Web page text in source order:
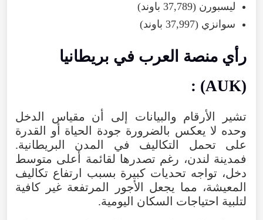
ليسبورن (37,789 باوند)
سوانزي (37,997 باوند)
رأي منصة العرب في بريطانيا
(AUK) :
تشير الأرقام والبيانات إلى أن مقياس الدخل
وحده لا يعكس بالضرورة جودة الحياة أو القدرة
على تحمل التكاليف في المدن البريطانية.
فمدينة لندن، رغم تصدرها لقائمة أعلى متوسط
دخل، تواجه تحديات كبيرة بسبب ارتفاع تكاليف
المعيشة، مما يجعل الأجور المرتفعة غير كافية
لتلبية احتياجات السكان اليومية.